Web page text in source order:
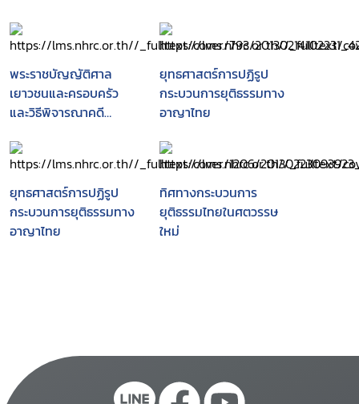
พระราชบัญญัติศาล
เยาวชนและครอบครัว
และวิธีพิจารณาคดี
พ.ศ. 2553 พร้อมทั้งสรุป
สาระสำคัญ ประวัติ ความ
เป็นมา กระบวนการ และ
ขั้นตอนในการตราพระราช
บัญญัติดังกล่าวของ
ยุทธศาสตร์การปฏิรูป
กระบวนการยุติธรรมทาง
อาญาไทย
ยุทธศาสตร์การปฏิรูป
กระบวนการยุติธรรมทาง
อาญาไทย
ทิศทางกระบวนการ
ยุติธรรมไทยในศตวรรษ
ใหม่